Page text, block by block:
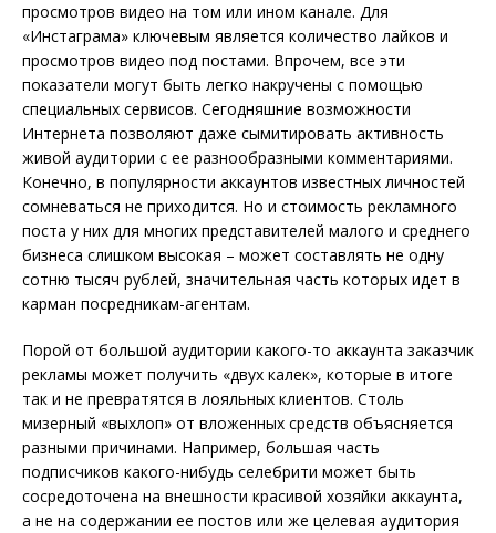
просмотров видео на том или ином канале. Для
«Инстаграма» ключевым является количество лайков и
просмотров видео под постами. Впрочем, все эти
показатели могут быть легко накручены с помощью
специальных сервисов. Сегодняшние возможности
Интернета позволяют даже сымитировать активность
живой аудитории с ее разнообразными комментариями.
Конечно, в популярности аккаунтов известных личностей
сомневаться не приходится. Но и стоимость рекламного
поста у них для многих представителей малого и среднего
бизнеса слишком высокая – может составлять не одну
сотню тысяч рублей, значительная часть которых идет в
карман посредникам-агентам.
Порой от большой аудитории какого-то аккаунта заказчик
рекламы может получить «двух калек», которые в итоге
так и не превратятся в лояльных клиентов. Столь
мизерный «выхлоп» от вложенных средств объясняется
разными причинами. Например, большая часть
подписчиков какого-нибудь селебрити может быть
сосредоточена на внешности красивой хозяйки аккаунта,
а не на содержании ее постов или же целевая аудитория